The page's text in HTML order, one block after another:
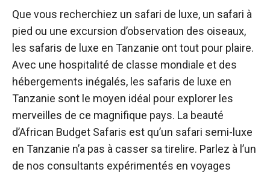
Que vous recherchiez un safari de luxe, un safari à
pied ou une excursion d’observation des oiseaux,
les safaris de luxe en Tanzanie ont tout pour plaire.
Avec une hospitalité de classe mondiale et des
hébergements inégalés, les safaris de luxe en
Tanzanie sont le moyen idéal pour explorer les
merveilles de ce magnifique pays. La beauté
d’African Budget Safaris est qu’un safari semi-luxe
en Tanzanie n’a pas à casser sa tirelire. Parlez à l’un
de nos consultants expérimentés en voyages